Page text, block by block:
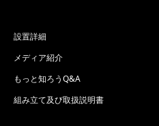
設置詳細
メディア紹介
もっと知ろうQ&A
組み立て及び取扱説明書